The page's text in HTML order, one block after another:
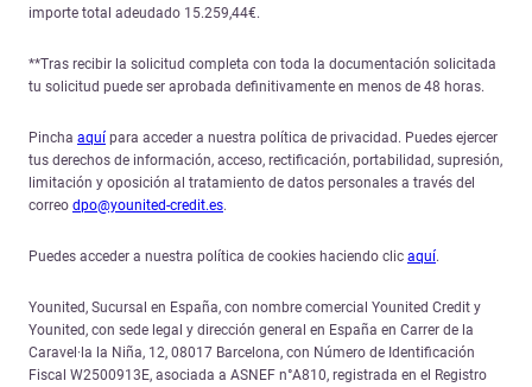
importe total adeudado 15.259,44€.
**Tras recibir la solicitud completa con toda la documentación solicitada
tu solicitud puede ser aprobada definitivamente en menos de 48 horas.
Pincha aquí para acceder a nuestra política de privacidad. Puedes ejercer
tus derechos de información, acceso, rectificación, portabilidad, supresión,
limitación y oposición al tratamiento de datos personales a través del
correo dpo@younited-credit.es.
Puedes acceder a nuestra política de cookies haciendo clic aquí.
Younited, Sucursal en España, con nombre comercial Younited Credit y
Younited, con sede legal y dirección general en España en Carrer de la
Caravel·la la Niña, 12, 08017 Barcelona, con Número de Identificación
Fiscal W2500913E, asociada a ASNEF n°A810, registrada en el Registro